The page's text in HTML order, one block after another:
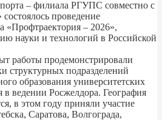
– филиала РГУПС совместно с
проведение
«Профтраектория – 2026»,
науки и технологий в Российской
работы продемонстрировали
структурных подразделений
образования университетских
в ведении Росжелдора. География
в этом году приняли участие
Саратова, Волгограда,